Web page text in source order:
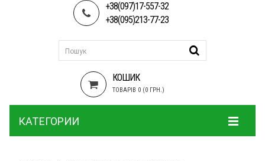
+38(097)17-557-32
+38(095)213-77-23
КОШИК
ТОВАРІВ 0 (0 ГРН.)
КАТЕГОРИИ